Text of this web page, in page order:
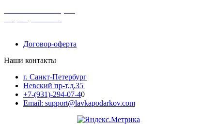
Договор-оферта
Наши контакты
г. Санкт-Петербург
Невский пр-т,д.35
+7-(931)-294-07-40
Email: support@lavkapodarkov.com